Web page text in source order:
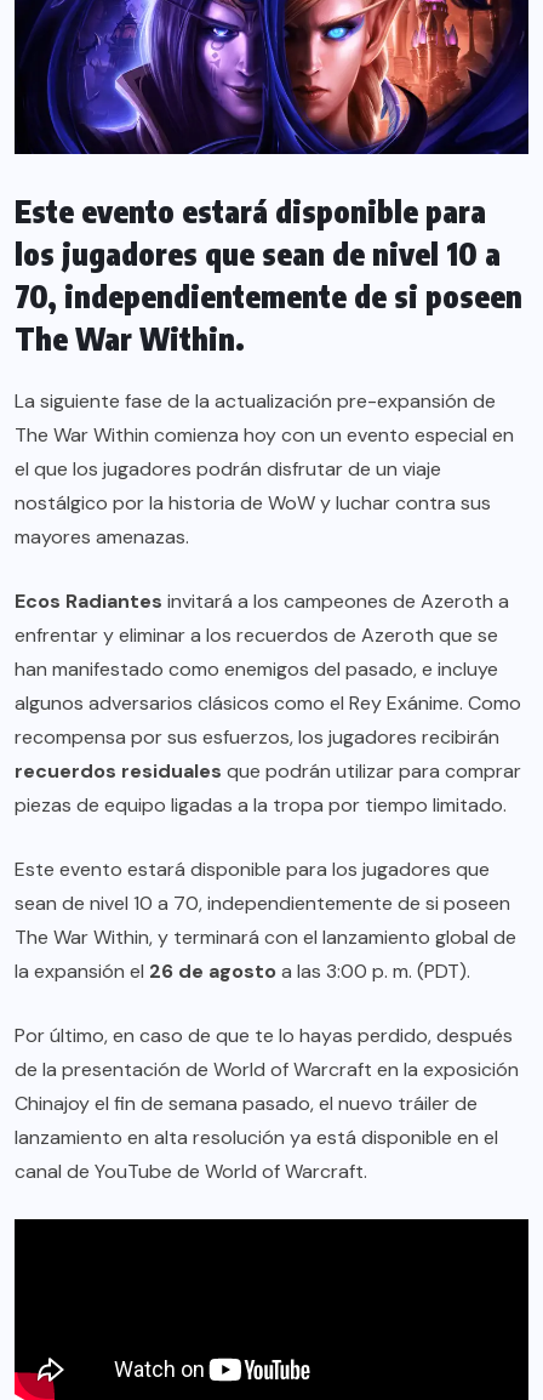
Este evento estará disponible para
los jugadores que sean de nivel 10 a
70, independientemente de si poseen
The War Within.
La siguiente fase de la actualización pre-expansión de
The War Within comienza hoy con un evento especial en
el que los jugadores podrán disfrutar de un viaje
nostálgico por la historia de WoW y luchar contra sus
mayores amenazas.
Ecos Radiantes invitará a los campeones de Azeroth a
enfrentar y eliminar a los recuerdos de Azeroth que se
han manifestado como enemigos del pasado, e incluye
algunos adversarios clásicos como el Rey Exánime. Como
recompensa por sus esfuerzos, los jugadores recibirán
recuerdos residuales que podrán utilizar para comprar
piezas de equipo ligadas a la tropa por tiempo limitado.
Este evento estará disponible para los jugadores que
sean de nivel 10 a 70, independientemente de si poseen
The War Within, y terminará con el lanzamiento global de
la expansión el 26 de agostoa las 3:00 p. m. (PDT).
Por último, en caso de que te lo hayas perdido, después
de la presentación de World of Warcraft en la exposición
Chinajoy el fin de semana pasado, el nuevo tráiler de
lanzamiento en alta resolución ya está disponible en el
canal de YouTube de World of Warcraft.